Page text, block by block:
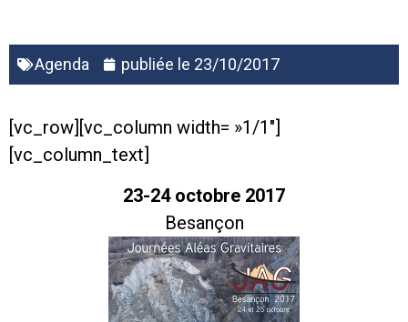
Agenda publiée le 23/10/2017
[vc_row][vc_column width= »1/1″]
[vc_column_text]
23-24 octobre 2017
Besançon